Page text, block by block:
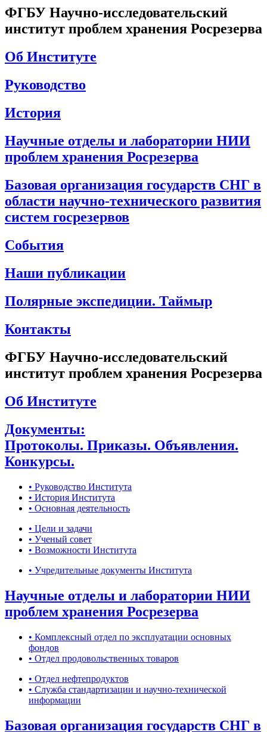
ФГБУ Научно-исследовательский
институт проблем хранения Росрезерва
Об Институте
Руководство
История
Научные отделы и лаборатории НИИ
проблем хранения Росрезерва
Базовая организация государств СНГ в
области научно-технического развития
систем госрезервов
События
Наши публикации
Полярные экспедиции. Таймыр
Контакты
ФГБУ Научно-исследовательский
институт проблем хранения Росрезерва
Об Институте
Документы:
Протоколы. Приказы. Объявления.
Конкурсы.
• Руководство Института
• История Института
• Основная деятельность
• Цели и задачи
• Ученый совет
• Возможности Института
• Учредительные документы Института
Научные отделы и лаборатории НИИ
проблем хранения Росрезерва
• Комплексный отдел по эксплуатации основных
фондов
• Отдел продовольственных товаров
• Отдел нефтепродуктов
• Служба стандартизации и научно-технической
информации
Базовая организация государств СНГ в